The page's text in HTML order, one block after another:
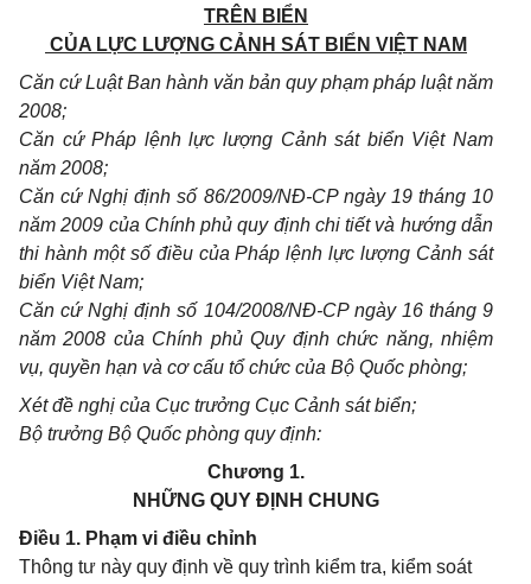
TRÊN BIỂN
CỦA LỰC LƯỢNG CẢNH SÁT BIỂN VIỆT NAM
Căn cứ Luật Ban hành văn bản quy phạm pháp luật năm
2008;
Căn cứ Pháp lệnh lực lượng Cảnh sát biển Việt Nam
năm 2008;
Căn cứ Nghị định số 86/2009/NĐ-CP ngày 19 tháng 10
năm 2009 của Chính phủ quy định chi tiết và hướng dẫn
thi hành một số điều của Pháp lệnh lực lượng Cảnh sát
biển Việt Nam;
Căn cứ Nghị định số 104/2008/NĐ-CP ngày 16 tháng 9
năm 2008 của Chính phủ Quy định chức năng, nhiệm
vụ, quyền hạn và cơ cấu tổ chức của Bộ Quốc phòng;
Xét đề nghị của Cục trưởng Cục Cảnh sát biển;
Bộ trưởng Bộ Quốc phòng quy định:
Chương 1.
NHỮNG QUY ĐỊNH CHUNG
Điều 1. Phạm vi điều chỉnh
Thông tư này quy định về quy trình kiểm tra, kiểm soát